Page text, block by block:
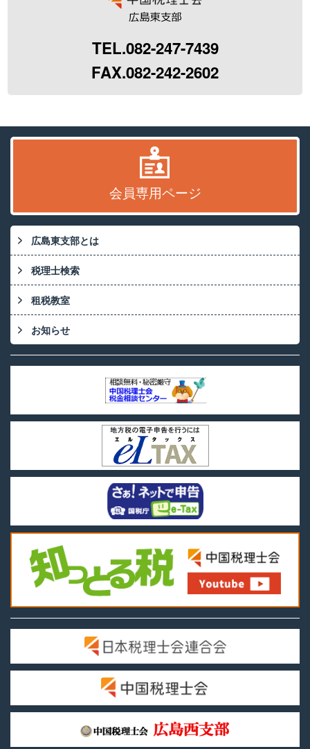
TEL.082-247-7439
FAX.082-242-2602
会員専用ページ
広島東支部とは
税理士検索
租税教室
お知らせ